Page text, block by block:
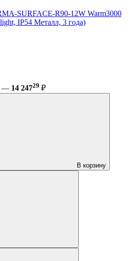
SURFACE-R90-12W Warm3000
IP54 Металл, 3 года)
— 14 24729 ₽
В корзину